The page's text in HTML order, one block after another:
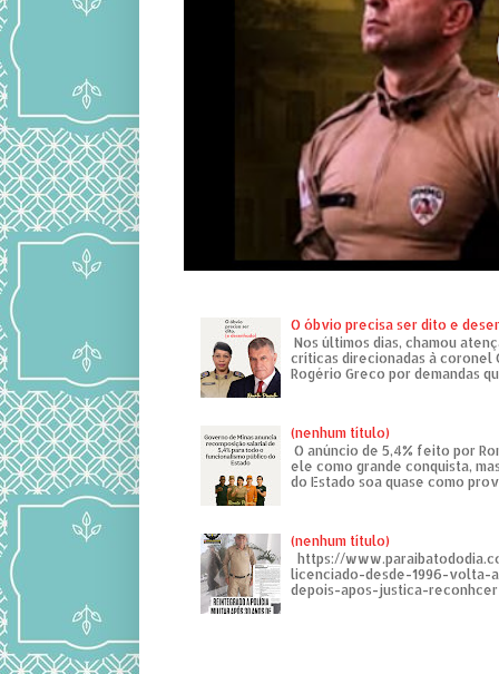
O óbvio precisa ser dito e
Nos últimos dias, chamou
críticas direcionadas à coronel
Rogério Greco por demandas
(nenhum título)
O anúncio de 5,4% feito por
ele como grande conquista,
do Estado soa quase como
(nenhum título)
https://
licenciado-desde-1996-volta-
depois-apos-justica-